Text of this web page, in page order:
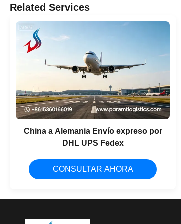
Related Services
China a Alemania Envío expreso por
DHL UPS Fedex
CONSULTAR AHORA